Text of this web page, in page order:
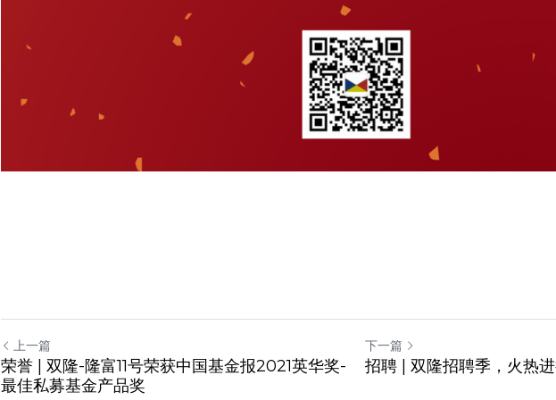
上一篇
荣誉 | 双隆-隆富11号荣获中国基金报2021英华奖-
最佳私募基金产品奖
下一篇
招聘 | 双隆招聘季，火热